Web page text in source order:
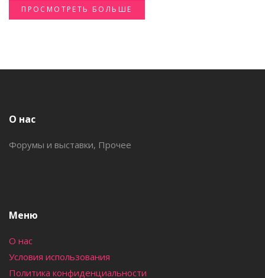
ПРОСМОТРЕТЬ БОЛЬШЕ
О нас
Форумы и выставки, Прочее
Меню
О нас
Условия использования
Политика конфиденциальности